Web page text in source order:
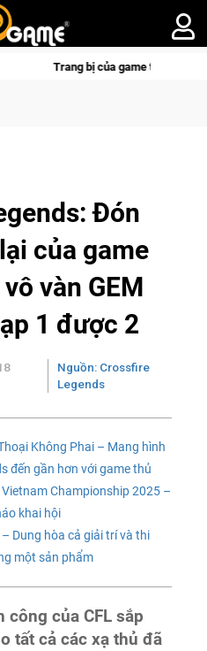
game thủ Crossfire sẽ lộng lẫy ánh
Đón
của game
vàn GEM
1 được 2
Nguồn: Crossfire
Legends
Không Phai – Mang hình
đến gần hơn với game thủ
Championship 2025 –
khai hội
Dung hòa cả giải trí và thi
một sản phẩm
công của CFL sắp
tất cả các xạ thủ đã